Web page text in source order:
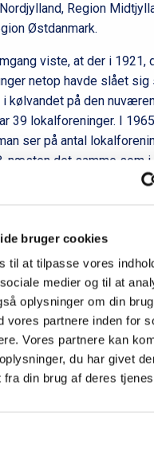
bruger cookies
til at tilpasse vores
medier og til at
oplysninger om din
vores partnere inden for
Vores partnere kan
du har givet
din brug af deres
Region
Østdanmark.
viste, at der i 1921,
netop havde slået sig
kølvandet på den
39 lokalforeninger. I
ser på antal
næsten det samme som i
der også mere end 70
– og fremtiden.
for, at man godt
selv om
af Region
Else Tornbo svarede, at
vedtægter står, at alle
og at det derfor er en